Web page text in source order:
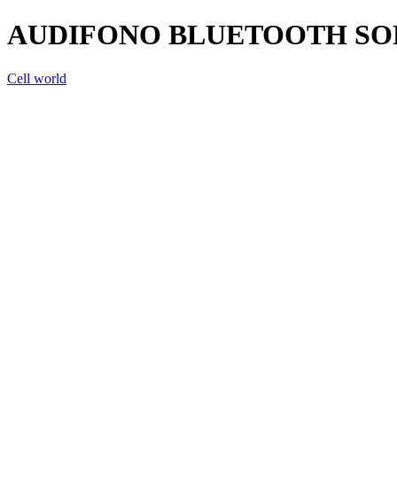
AUDIFONO BLUETOOTH
Cell world